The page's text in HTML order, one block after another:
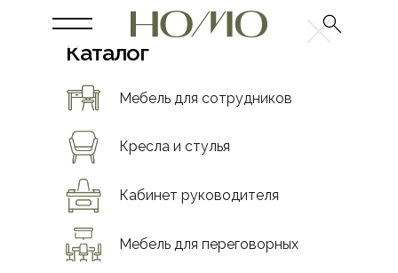
Кресла и стулья
Мебель для переговорных
Мебель для сотрудников
Кабинет руководителя
Каталог